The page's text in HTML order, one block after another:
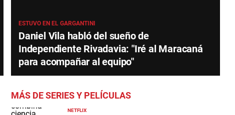
ESTUVO EN EL GARGANTINI
Daniel Vila habló del sueño de
Independiente Rivadavia: "Iré al Maracaná
para acompañar al equipo"
MÁS DE SERIES Y PELÍCULAS
NETFLIX